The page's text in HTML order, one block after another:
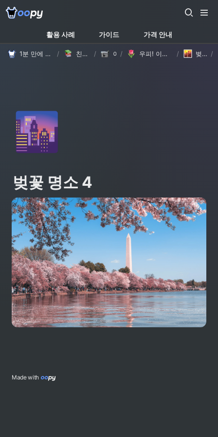
활용 사례 가이드 가격 안내
1분 만에 만드는 노션 웹사이트, 우피! / 친절한 가이드 / 이야기/ 우피! 이렇게 바뀌었어요 - 모서리 둥글게 & 상단 메뉴바 테마별 로고 설정 / 벚꽃 명소 4 /
🌆
벚꽃 명소 4
Made with